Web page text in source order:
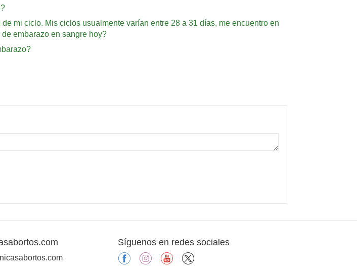
mi ciclo. Mis ciclos usualmente varían entre 28 a 31 días, me encuentro en
embarazo en sangre hoy?
Síguenos en redes sociales
facebookinstagramyoutube